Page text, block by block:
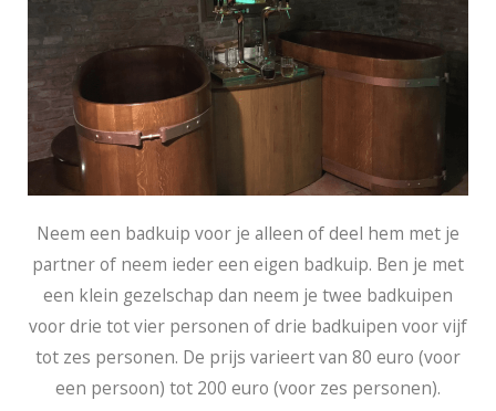
Neem een badkuip voor je alleen of deel hem met je
partner of neem ieder een eigen badkuip. Ben je met
een klein gezelschap dan neem je twee badkuipen
voor drie tot vier personen of drie badkuipen voor vijf
tot zes personen. De prijs varieert van 80 euro (voor
een persoon) tot 200 euro (voor zes personen).